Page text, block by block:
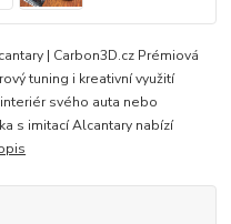
| Carbon3D.cz Prémiová
tuning i kreativní využití
svého auta nebo
s imitací Alcantary nabízí